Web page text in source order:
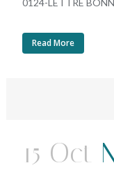
Read More
15 Oct